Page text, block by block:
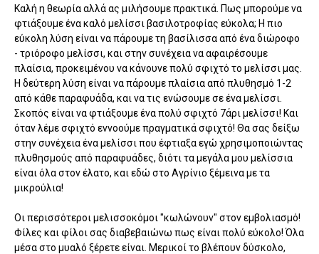
Καλή η θεωρία αλλά ας μιλήσουμε πρακτικά. Πως μπορούμε να
φτιάξουμε ένα καλό μελίσσι βασιλοτροφίας εύκολα; Η πιο
εύκολη λύση είναι να πάρουμε τη βασίλισσα από ένα διώροφο
- τριόροφο μελίσσι, και στην συνέχεια να αφαιρέσουμε
πλαίσια, προκειμένου να κάνουνε πολύ σφιχτό το μελίσσι μας.
Η δεύτερη λύση είναι να πάρουμε πλαίσια από πλυθησμό 1-2
από κάθε παραφυάδα, και να τις ενώσουμε σε ένα μελίσσι.
Σκοπός είναι να φτιάξουμε ένα πολύ σφιχτό 7άρι μελίσσι! Και
όταν λέμε σφιχτό εννοούμε πραγματικά σφιχτό! Θα σας δείξω
στην συνέχεια ένα μελίσσι που έφτιαξα εγώ χρησιμοποιώντας
πλυθησμούς από παραφυάδες, διότι τα μεγάλα μου μελίσσια
είναι όλα στον έλατο, και εδώ στο Αγρίνιο ξέμεινα με τα
μικρούλια!
Οι περισσότεροι μελισσοκόμοι "κωλώνουν" στον εμβολιασμό!
Φίλες και φίλοι σας διαβεβαιώνω πως είναι πολύ εύκολο! Όλα
μέσα στο μυαλό ξέρετε είναι. Μερικοί το βλέπουν δύσκολο,